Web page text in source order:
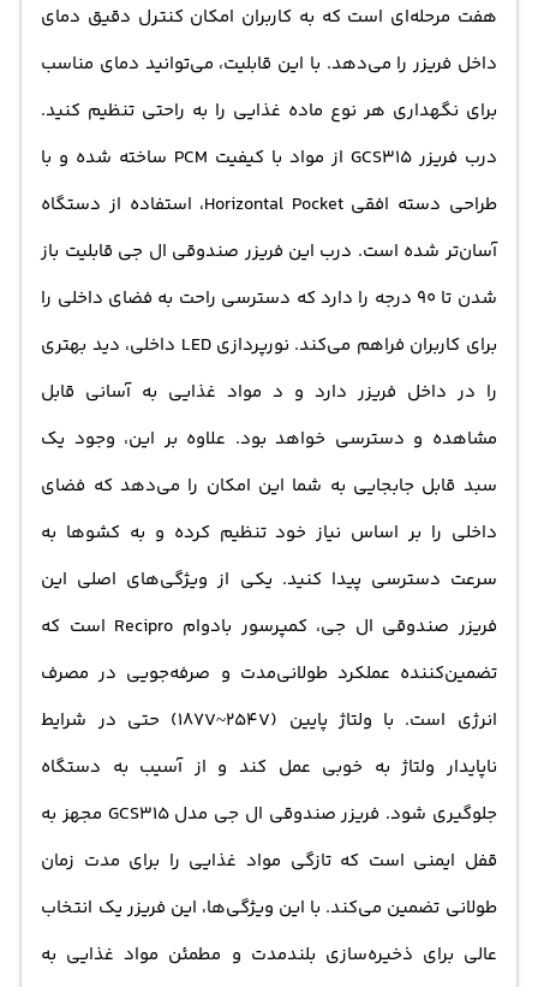
هفت مرحله‌ای است که به کاربران امکان کنترل دقیق دمای
داخل فریزر را می‌دهد. با این قابلیت، می‌توانید دمای مناسب
برای نگهداری هر نوع ماده غذایی را به راحتی تنظیم کنید.
درب فریزر GCS315 از مواد با کیفیت PCM ساخته شده و با
طراحی دسته افقی Horizontal Pocket، استفاده از دستگاه
آسان‌تر شده است. درب این فریزر صندوقی ال جي قابلیت باز
شدن تا 90 درجه را دارد که دسترسی راحت به فضای داخلی را
برای کاربران فراهم می‌کند. نورپردازی LED داخلی، دید بهتری
را در داخل فریزر دارد و د مواد غذایی به آسانی قابل
مشاهده و دسترسی خواهد بود. علاوه بر این، وجود یک
سبد قابل جابجایی به شما این امکان را می‌دهد که فضای
داخلی را بر اساس نیاز خود تنظیم کرده و به کشوها به
سرعت دسترسی پیدا کنید. یکی از ویژگی‌های اصلی این
فریزر صندوقی ال جی، کمپرسور بادوام Recipro است که
تضمین‌کننده عملکرد طولانی‌مدت و صرفه‌جویی در مصرف
انرژی است. با ولتاژ پایین (187V~254V) حتی در شرایط
ناپایدار ولتاژ به خوبی عمل کند و از آسیب به دستگاه
جلوگیری شود. فریزر صندوقی ال جی مدل GCS315 مجهز به
قفل ایمنی است که تازگی مواد غذایی را برای مدت زمان
طولانی تضمین می‌کند. با این ویژگی‌ها، این فریزر یک انتخاب
عالی برای ذخیره‌سازی بلندمدت و مطمئن مواد غذایی به